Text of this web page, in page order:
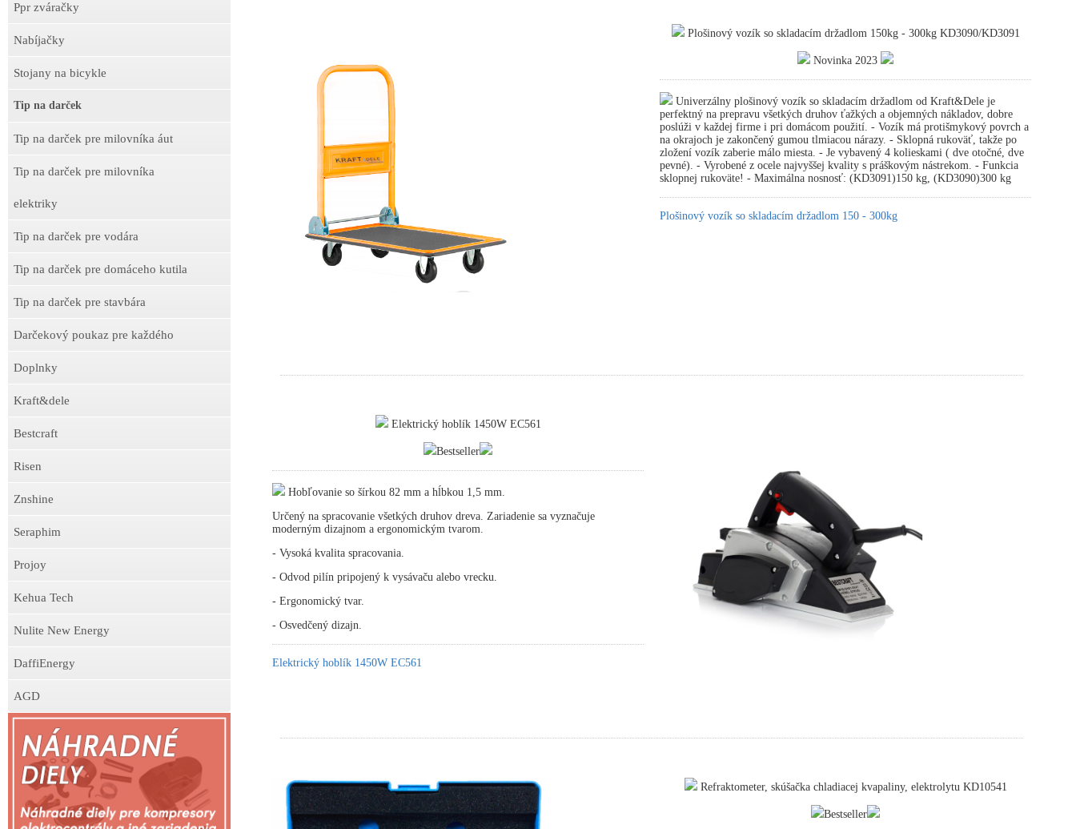
Ppr zváračky
Nabíjačky
Stojany na bicykle
Tip na darček
Tip na darček pre milovníka áut
Tip na darček pre milovníka
elektriky
Tip na darček pre vodára
Tip na darček pre domáceho kutila
Tip na darček pre stavbára
Darčekový poukaz pre každého
Doplnky
Kraft&dele
Bestcraft
Risen
Znshine
Seraphim
Projoy
Kehua Tech
Nulite New Energy
DaffiEnergy
AGD
Plošinový vozík so skladacím držadlom 150kg - 300kg KD3090/KD3091
Novinka 2023
Univerzálny plošinový vozík so skladacím držadlom od Kraft&Dele je
perfektný na prepravu všetkých druhov ťažkých a objemných nákladov, dobre
poslúži v každej firme i pri domácom použití. - Vozík má protišmykový povrch a
na okrajoch je zakončený gumou tlmiacou nárazy. - Sklopná rukoväť, takže po
zložení vozík zaberie málo miesta. - Je vybavený 4 kolieskami ( dve otočné, dve
pevné). - Vyrobené z ocele najvyššej kvality s práškovým nástrekom. - Funkcia
sklopnej rukoväte! - Maximálna nosnosť: (KD3091)150 kg, (KD3090)300 kg
Plošinový vozík so skladacím držadlom 150 - 300kg
Elektrický hoblík 1450W EC561
Bestseller
Hobľovanie so šírkou 82 mm a hĺbkou 1,5 mm.
Určený na spracovanie všetkých druhov dreva. Zariadenie sa vyznačuje
moderným dizajnom a ergonomickým tvarom.
- Vysoká kvalita spracovania.
- Odvod pilín pripojený k vysávaču alebo vrecku.
- Ergonomický tvar.
- Osvedčený dizajn.
Elektrický hoblík 1450W EC561
Refraktometer, skúšačka chladiacej kvapaliny, elektrolytu KD10541
Bestseller